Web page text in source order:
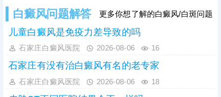
度。因此，发现初期模糊白斑需高度
重视，务必尽早到正规
白癜风问题解答 更多你想了解的白癜风/白斑问题
儿童白癜风是免疫力差导致的吗
石家庄白癜风医院 2026-08-06 16
石家庄有没有治白癜风有名的老专家
石家庄白癜风医院 2026-08-06 18